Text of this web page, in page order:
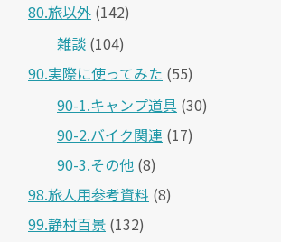
80.旅以外 (142)
雑談 (104)
90.実際に使ってみた (55)
90-1.キャンプ道具 (30)
90-2.バイク関連 (17)
90-3.その他 (8)
98.旅人用参考資料 (8)
99.静村百景 (132)